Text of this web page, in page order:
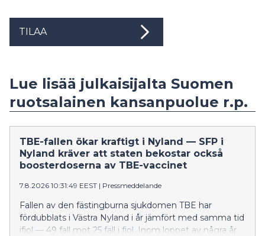
TILAA
Lue lisää julkaisijalta Suomen
ruotsalainen kansanpuolue r.p.
TBE-fallen ökar kraftigt i Nyland — SFP i
Nyland kräver att staten bekostar också
boosterdoserna av TBE-vaccinet
7.8.2026 10:31:49 EEST | Pressmeddelande
Fallen av den fästingburna sjukdomen TBE har
fördubblats i Västra Nyland i år jämfört med samma tid
ifjol — 49 fall mot 25 fall i fjol. Inom loppet av några år